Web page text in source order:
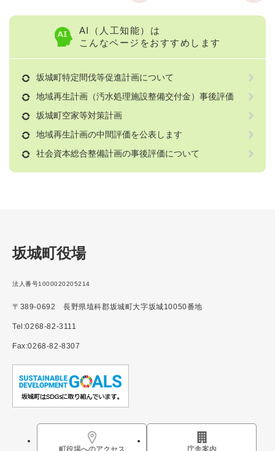
AI（人工知能）は
こんなページをおすすめします
坂城町特定間伐等促進計画について
地域再生計画（汚水処理施設整備交付金）事後評価
坂城町空家等対策計画
地域再生計画の中間評価を公表します
社会資本総合整備計画の事後評価について
坂城町役場
法人番号1000020205214
〒389-0692 長野県埴科郡坂城町大字坂城10050番地
Tel:0268-82-3111
Fax:0268-82-8307
町役場へのアクセス 庁舎案内